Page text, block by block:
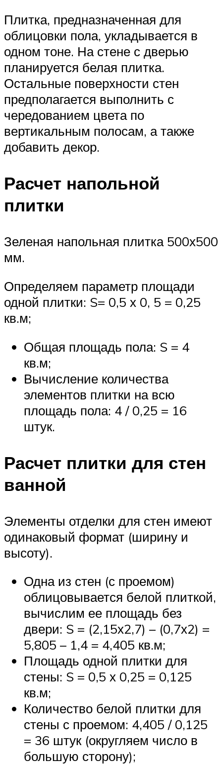
Плитка, предназначенная для
облицовки пола, укладывается в
одном тоне. На стене с дверью
планируется белая плитка.
Остальные поверхности стен
предполагается выполнить с
чередованием цвета по
вертикальным полосам, а также
добавить декор.
Расчет напольной
плитки
Зеленая напольная плитка 500х500
мм.
Определяем параметр площади
одной плитки: S= 0,5 х 0, 5 = 0,25
кв.м;
Общая площадь пола: S = 4
кв.м;
Вычисление количества
элементов плитки на всю
площадь пола: 4 / 0,25 = 16
штук.
Расчет плитки для стен
ванной
Элементы отделки для стен имеют
одинаковый формат (ширину и
высоту).
Одна из стен (с проемом)
облицовывается белой плиткой,
вычислим ее площадь без
двери: S = (2,15х2,7) – (0,7х2) =
5,805 – 1,4 = 4,405 кв.м;
Площадь одной плитки для
стены: S = 0,5 х 0,25 = 0,125
кв.м;
Количество белой плитки для
стены с проемом: 4,405 / 0,125
= 36 штук (округляем число в
большую сторону);